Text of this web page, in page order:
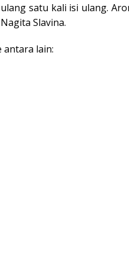
satu kali isi ulang.
Slavina.
antara lain: